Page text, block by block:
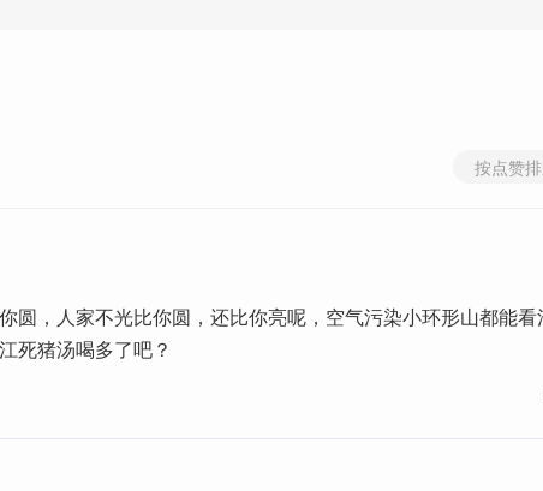
按点赞
圆，人家不光比你圆，还比你亮呢，空气污染小环形山都能看
死猪汤喝多了吧？